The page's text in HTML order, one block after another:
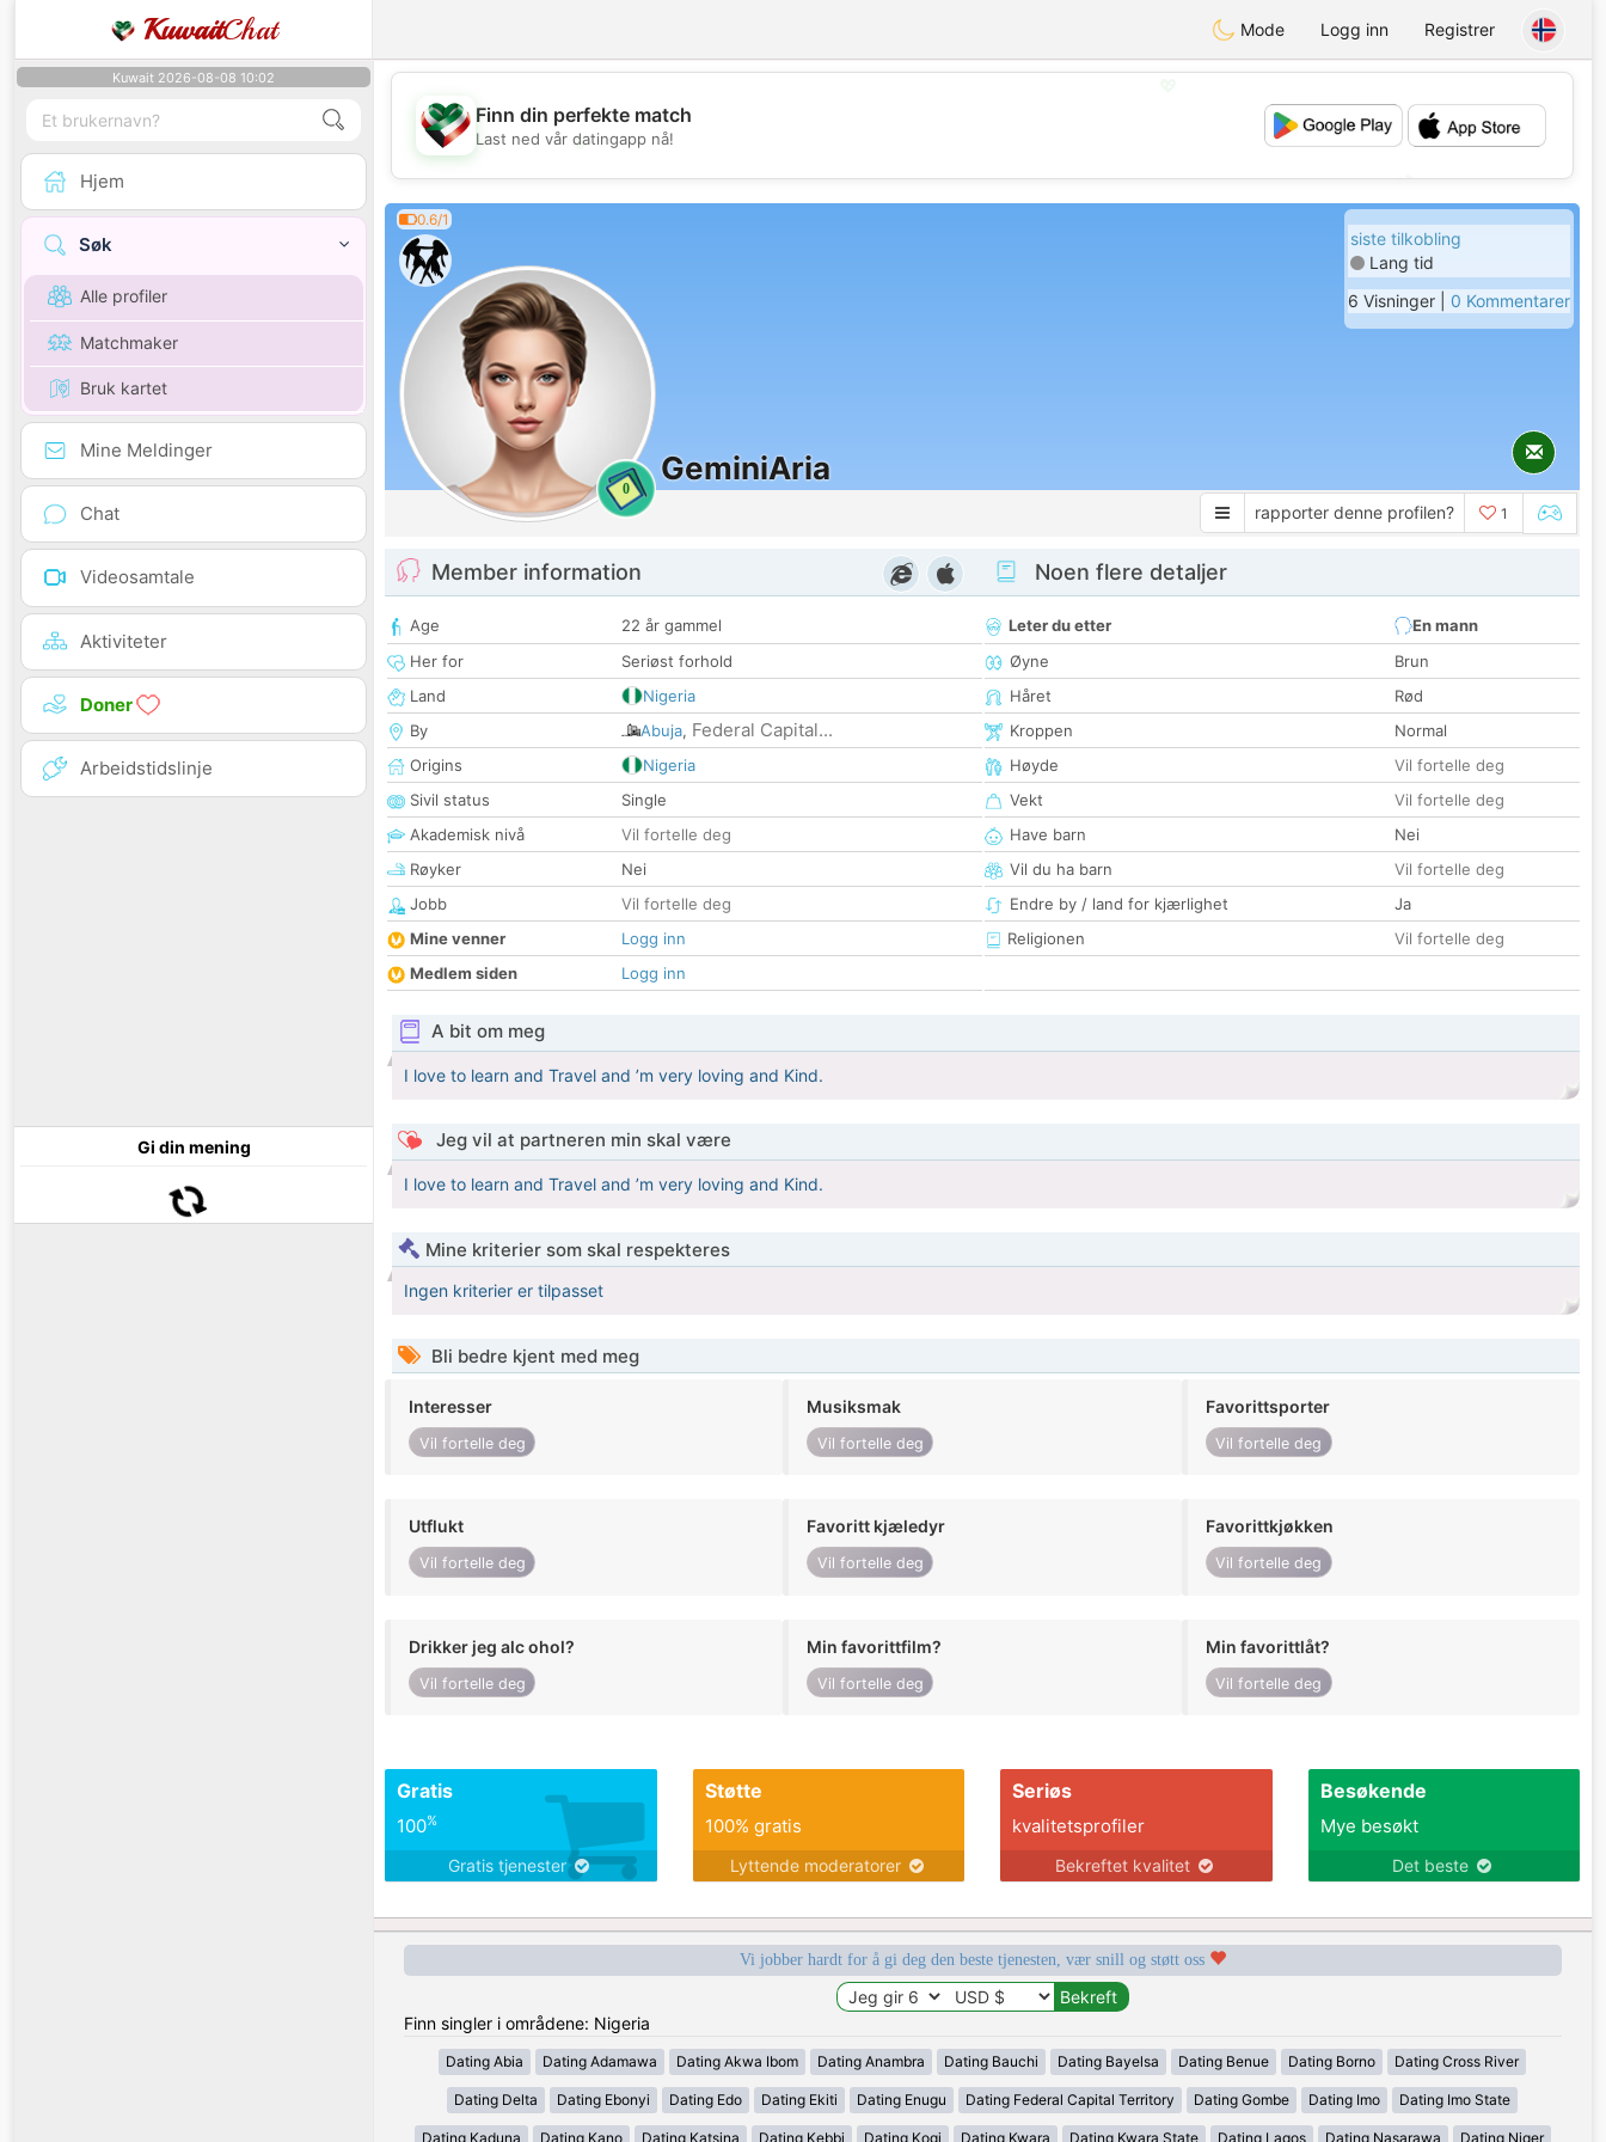
KuwaitChat Mode Logg inn Registrer
Kuwait 2026-08-08 10:02
Hjem
Søk
Alle profiler
Matchmaker
Bruk kartet
Mine Meldinger
Chat
Videosamtale
Aktiviteter
Doner
Arbeidstidslinje
Gi din mening
💖
💕
Finn din perfekte match
Last ned vår datingapp nå!
0.6/1
0
GeminiAria
siste tilkobling
Lang tid
6 Visninger | 0 Kommentarer
rapporter denne profilen? 1
Member information
Age
22 år gammel
Her for
Seriøst forhold
Land
Nigeria
By
Abuja, Federal Capital...
Origins
Nigeria
Sivil status
Single
Akademisk nivå
Vil fortelle deg
Røyker
Nei
Jobb
Vil fortelle deg
Mine venner
Logg inn
Medlem siden
Logg inn
Noen flere detaljer
Leter du etter
En mann
Øyne
Brun
Håret
Rød
Kroppen
Normal
Høyde
Vil fortelle deg
Vekt
Vil fortelle deg
Have barn
Nei
Vil du ha barn
Vil fortelle deg
Endre by / land for kjærlighet
Ja
Religionen
Vil fortelle deg
A bit om meg
I love to learn and Travel and ’m very loving and Kind.
Jeg vil at partneren min skal være
I love to learn and Travel and ’m very loving and Kind.
Mine kriterier som skal respekteres
Ingen kriterier er tilpasset
Bli bedre kjent med meg
Interesser
Vil fortelle deg
Musiksmak
Vil fortelle deg
Favorittsporter
Vil fortelle deg
Utflukt
Vil fortelle deg
Favoritt kjæledyr
Vil fortelle deg
Favorittkjøkken
Vil fortelle deg
Drikker jeg alc ohol?
Vil fortelle deg
Min favorittfilm?
Vil fortelle deg
Min favorittlåt?
Vil fortelle deg
Gratis
100%
Gratis tjenester
Støtte
100% gratis
Lyttende moderatorer
Seriøs
kvalitetsprofiler
Bekreftet kvalitet
Besøkende
Mye besøkt
Det beste
Vi jobber hardt for å gi deg den beste tjenesten, vær snill og støtt oss
Finn singler i områdene: Nigeria
Dating Abia Dating Adamawa Dating Akwa Ibom Dating Anambra Dating Bauchi Dating Bayelsa Dating Benue Dating Borno Dating Cross River
Dating Delta Dating Ebonyi Dating Edo Dating Ekiti Dating Enugu Dating Federal Capital Territory Dating Gombe Dating Imo Dating Imo State
Dating Kaduna Dating Kano Dating Katsina Dating Kebbi Dating Kogi Dating Kwara Dating Kwara State Dating Lagos Dating Nasarawa Dating Niger